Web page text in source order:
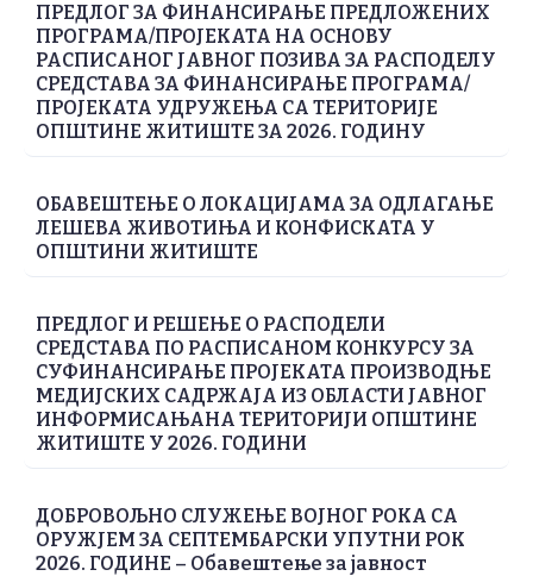
ПРЕДЛОГ ЗА ФИНАНСИРАЊЕ ПРЕДЛОЖЕНИХ
ПРОГРАМА/ПРОЈЕКАТА НА ОСНОВУ
РАСПИСАНОГ ЈАВНОГ ПОЗИВА ЗА РАСПОДЕЛУ
СРЕДСТАВА ЗА ФИНАНСИРАЊЕ ПРОГРАМА/
ПРОЈЕКАТА УДРУЖЕЊА СА ТЕРИТОРИЈЕ
ОПШТИНЕ ЖИТИШТЕ ЗА 2026. ГОДИНУ
ОБАВЕШТЕЊЕ О ЛОКАЦИЈАМА ЗА ОДЛАГАЊЕ
ЛЕШЕВА ЖИВОТИЊА И КОНФИСКАТА У
ОПШТИНИ ЖИТИШТЕ
ПРЕДЛОГ И РЕШЕЊЕ О РАСПОДЕЛИ
СРЕДСТАВА ПО РАСПИСАНОМ КОНКУРСУ ЗА
СУФИНАНСИРАЊЕ ПРОJЕКАТА ПРОИЗВОДЊЕ
МЕДИЈСКИХ САДРЖАЈА ИЗ ОБЛАСТИ JАВНОГ
ИНФОРМИСАЊАНА ТЕРИТОРИЈИ ОПШТИНЕ
ЖИТИШТЕ У 2026. ГОДИНИ
ДОБРОВОЉНО СЛУЖЕЊЕ ВОЈНОГ РОКА СА
ОРУЖЈЕМ ЗА СЕПТЕМБАРСКИ УПУТНИ РОК
2026. ГОДИНЕ – Обавештење за јавност